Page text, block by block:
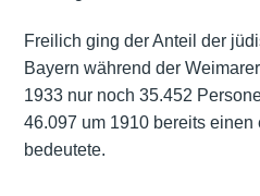
Freilich ging der Anteil der
Bayern während der
1933 nur noch 35.452
46.097 um 1910 bereits
bedeutete.